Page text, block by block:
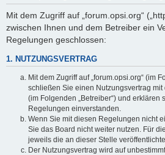
Mit dem Zugriff auf „forum.opsi.org“
zwischen Ihnen und dem Betreiber ein
Regelungen geschlossen:
1. NUTZUNGSVERTRAG
Mit dem Zugriff auf „forum.opsi.org“ (im
schließen Sie einen Nutzungsvertrag
(im Folgenden „Betreiber“) und erklären
Regelungen einverstanden.
Wenn Sie mit diesen Regelungen nicht
Sie das Board nicht weiter nutzen. Für
jeweils die an dieser Stelle
Der Nutzungsvertrag wird auf